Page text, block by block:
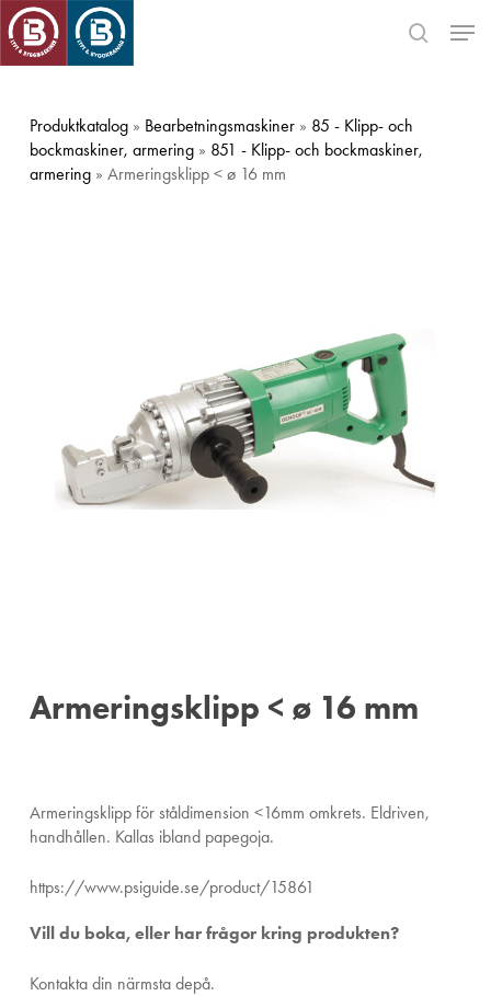
Skip
to
main
search
Produktkatalog» Bearbetningsmaskiner» 85 - Klipp- och
bockmaskiner, armering» 851 - Klipp- och bockmaskiner,
armering» Armeringsklipp < ø 16 mm
Armeringsklipp < ø 16 mm
Armeringsklipp för ståldimension <16mm omkrets. Eldriven,
handhållen. Kallas ibland papegoja.
https://www.psiguide.se/product/15861
Vill du boka, eller har frågor kring produkten?
Kontakta din närmsta depå.